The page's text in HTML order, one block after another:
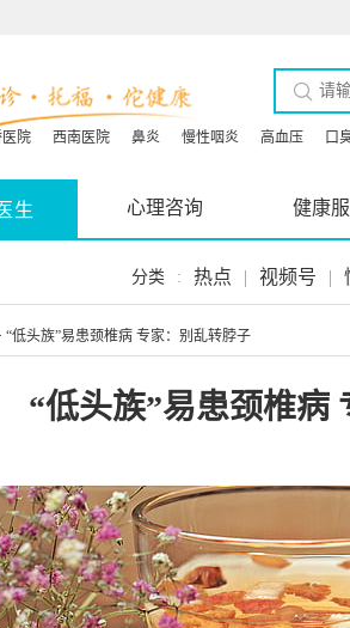
院 西南医院 鼻炎 慢性咽炎 高血压 口
生 心理咨询 健康
分类 : 热点 | 视频号 |
“低头族”易患颈椎病 专家：别乱转脖子
“低头族”易患颈椎病